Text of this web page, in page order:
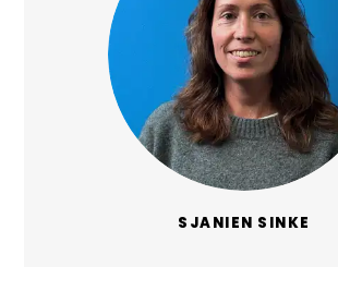
SJANIEN SINKE